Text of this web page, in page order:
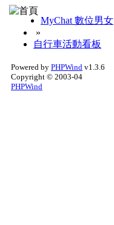
MyChat 數位男女
»
自行車活動看板
Powered by PHPWind v1.3.6
Copyright © 2003-04
PHPWind